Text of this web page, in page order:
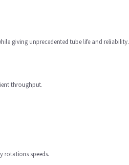
giving unprecedented tube life and reliability.
throughput.
rotations speeds.